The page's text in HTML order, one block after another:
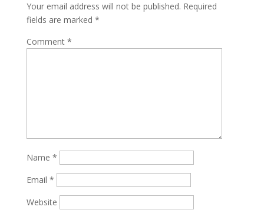
Your email address will not be published. Required
fields are marked *
Comment *
Name *
Email *
Website